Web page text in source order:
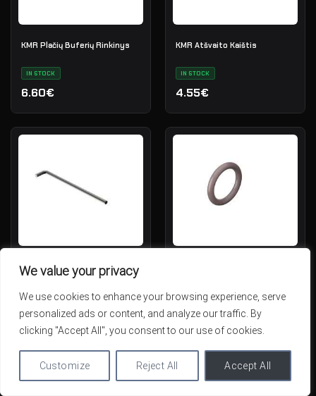
We value your privacy
We use cookies to enhance your browsing experience, serve
personalized ads or content, and analyze our traffic. By
clicking "Accept All", you consent to our use of cookies.
Customize Reject All Accept All
KMR Plačių Buferių Rinkinys
IN STOCK
6.60€
KMR Atšvaito Kaištis
IN STOCK
4.55€
KMR Spynos Fiksatoriaus
Spyruoklė .22 LR
IN STOCK
4.04€
IN STOCK
4.04€